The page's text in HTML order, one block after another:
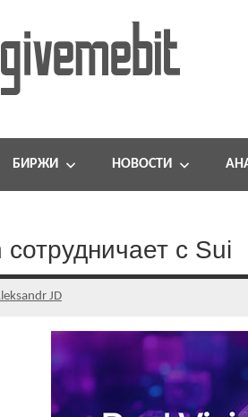
БИРЖИ НОВОСТИ
с Sui
JD